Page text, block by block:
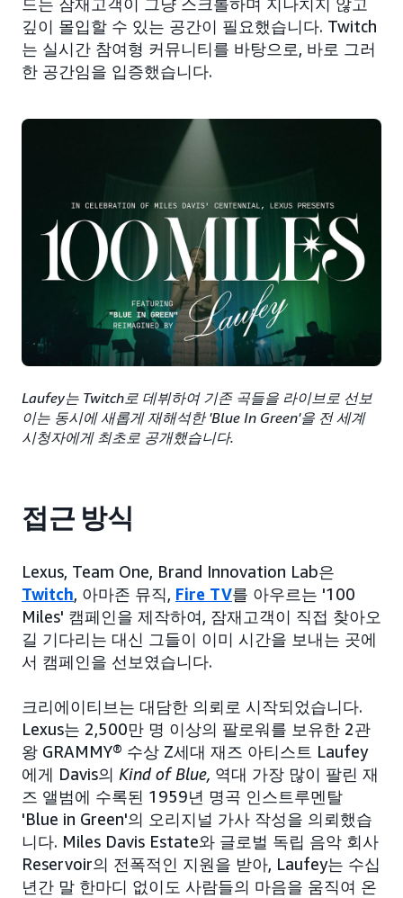
깊이 몰입할 수 있는 공간이 필요했습니다. Twitch
는 실시간 참여형 커뮤니티를 바탕으로, 바로 그러
한 공간임을 입증했습니다.
Laufey는 Twitch로 데뷔하여 기존 곡들을 라이브로 선보
이는 동시에 새롭게 재해석한 'Blue In Green'을 전 세계
시청자에게 최초로 공개했습니다.
접근 방식
Lexus, Team One, Brand Innovation Lab은
Twitch, 아마존 뮤직, Fire TV를 아우르는 '100
Miles' 캠페인을 제작하여, 잠재고객이 직접 찾아오
길 기다리는 대신 그들이 이미 시간을 보내는 곳에
서 캠페인을 선보였습니다.
크리에이티브는 대담한 의뢰로 시작되었습니다.
Lexus는 2,500만 명 이상의 팔로워를 보유한 2관
왕 GRAMMY® 수상 Z세대 재즈 아티스트 Laufey
에게 Davis의 Kind of Blue, 역대 가장 많이 팔린 재
즈 앨범에 수록된 1959년 명곡 인스트루멘탈
'Blue in Green'의 오리지널 가사 작성을 의뢰했습
니다. Miles Davis Estate와 글로벌 독립 음악 회사
Reservoir의 전폭적인 지원을 받아, Laufey는 수십
년간 말 한마디 없이도 사람들의 마음을 움직여 온